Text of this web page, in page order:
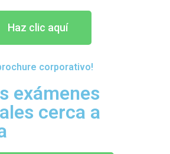
Haz clic aquí
corporativo!
exámenes
cerca a